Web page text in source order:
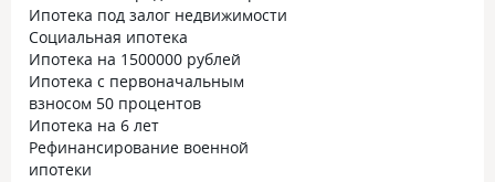
Ипотека под залог недвижимости
Социальная ипотека
Ипотека на 1500000 рублей
Ипотека с первоначальным
взносом 50 процентов
Ипотека на 6 лет
Рефинансирование военной
ипотеки